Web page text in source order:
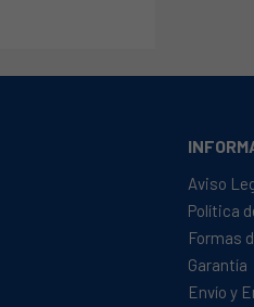
Aviso
Política
Formas
Garantía
Envío y